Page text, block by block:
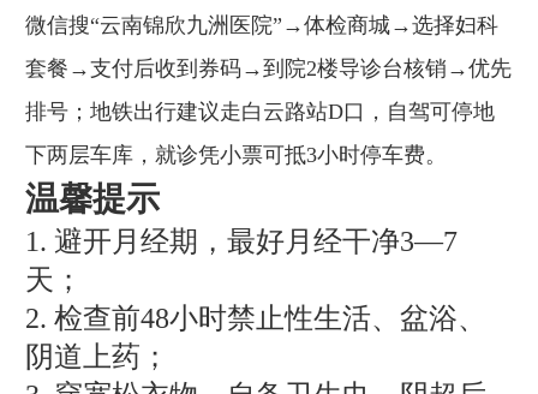
微信搜“云南锦欣九洲医院”→体检商城→选择妇科
套餐→支付后收到券码→到院2楼导诊台核销→优先
排号；地铁出行建议走白云路站D口，自驾可停地
下两层车库，就诊凭小票可抵3小时停车费。
温馨提示
1. 避开月经期，最好月经干净3—7
天；
2. 检查前48小时禁止性生活、盆浴、
阴道上药；